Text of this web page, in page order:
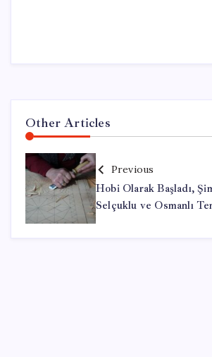
Other Articles
Previous
Hobi Olarak Başladı,
Selçuklu ve Osmanlı